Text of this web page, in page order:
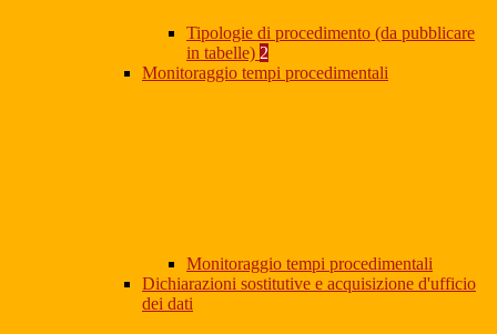
Tipologie di procedimento (da pubblicare
in tabelle) 2
Monitoraggio tempi procedimentali
Monitoraggio tempi procedimentali
Dichiarazioni sostitutive e acquisizione d'ufficio
dei dati